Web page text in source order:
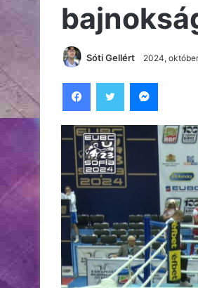
Sóti Gellért 2024,